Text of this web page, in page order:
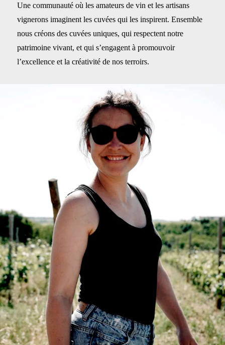
Une communauté où les amateurs de vin et les artisans
vignerons imaginent les cuvées qui les inspirent. Ensemble
nous créons des cuvées uniques, qui respectent notre
patrimoine vivant, et qui s’engagent à promouvoir
l’excellence et la créativité de nos terroirs.